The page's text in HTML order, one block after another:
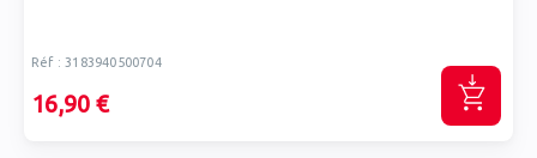
Réf : 3183940500704
16,90 €